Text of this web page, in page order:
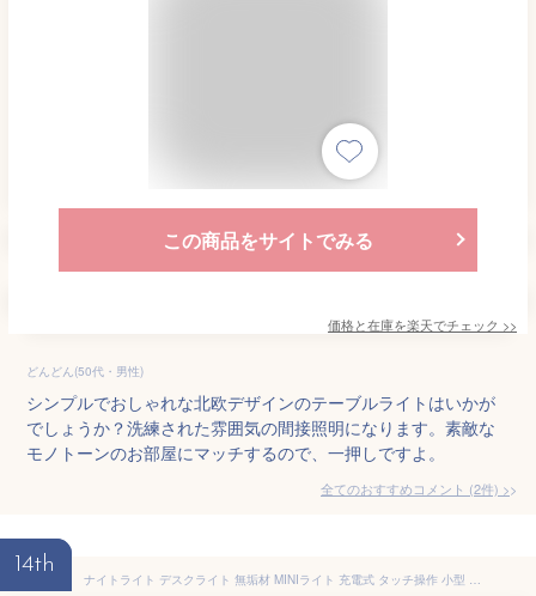
この商品をサイトでみる
価格と在庫を楽天でチェック >>
どんどん(50代・男性)
シンプルでおしゃれな北欧デザインのテーブルライトはいかが
でしょうか？洗練された雰囲気の間接照明になります。素敵な
モノトーンのお部屋にマッチするので、一押しですよ。
全てのおすすめコメント (2件) >
14th
ナイトライト デスクライト 無垢材 MINIライト 充電式 タッチ操作 小型 コードレス ナイトランプ おしゃれ ベッドサイドライト ランプ ベッド サイドテーブル 寝室 北欧 読書灯 led テーブルライト シンプル